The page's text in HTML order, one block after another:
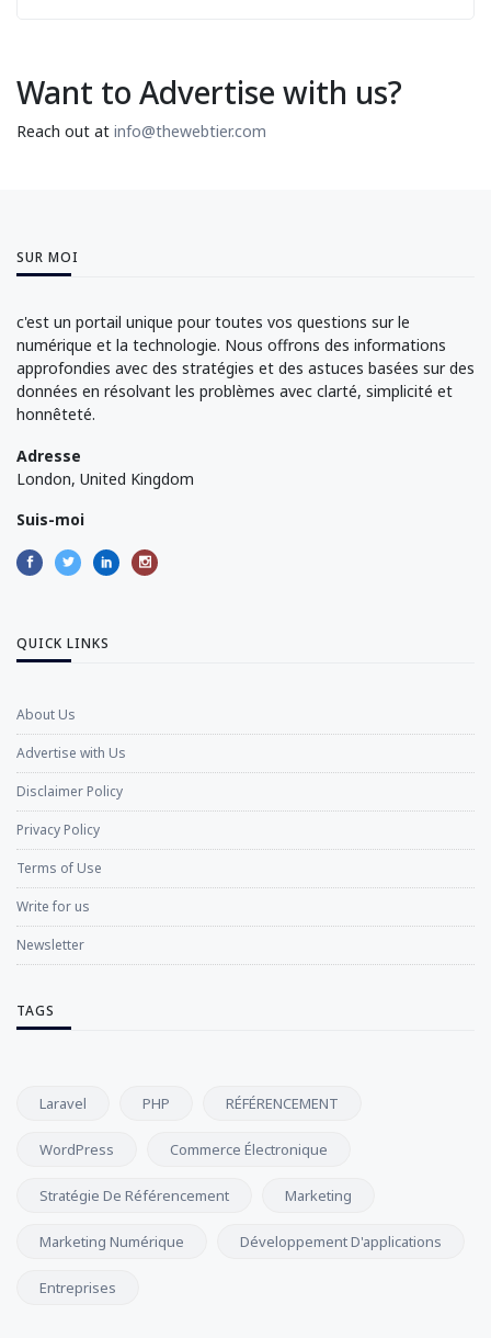
Want to Advertise with us?
Reach out at info@thewebtier.com
SUR MOI
c'est un portail unique pour toutes vos questions sur le
numérique et la technologie. Nous offrons des informations
approfondies avec des stratégies et des astuces basées sur des
données en résolvant les problèmes avec clarté, simplicité et
honnêteté.
Adresse
London, United Kingdom
Suis-moi
QUICK LINKS
About Us
Advertise with Us
Disclaimer Policy
Privacy Policy
Terms of Use
Write for us
Newsletter
TAGS
Laravel PHP RÉFÉRENCEMENT
WordPress Commerce Électronique
Stratégie De Référencement Marketing
Marketing Numérique Développement D'applications
Entreprises